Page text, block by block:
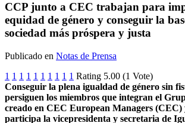
CCP junto a CEC trabajan para
equidad de género y conseguir la
sociedad más próspera y justa
Publicado en Notas de Prensa
1 1 1 1 1 1 1 1 1 1 Rating 5.00 (1 Vote)
Conseguir la plena igualdad de género sin
persiguen los miembros que integran el
creado en CEC European Managers (CEC)
participa la vicepresidenta y secretaria de